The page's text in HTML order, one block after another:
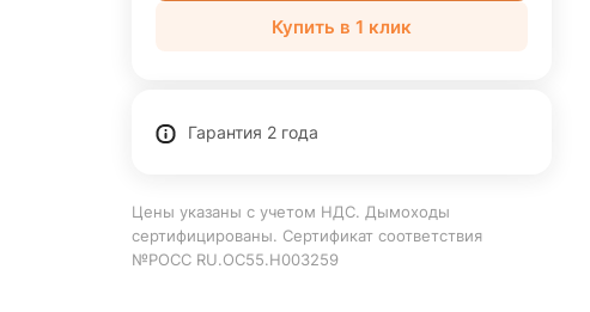
Купить в 1 клик
Гарантия 2 года
Цены указаны с учетом НДС. Дымоходы
сертифицированы. Сертификат соответствия
№РОСС RU.ОС55.Н003259